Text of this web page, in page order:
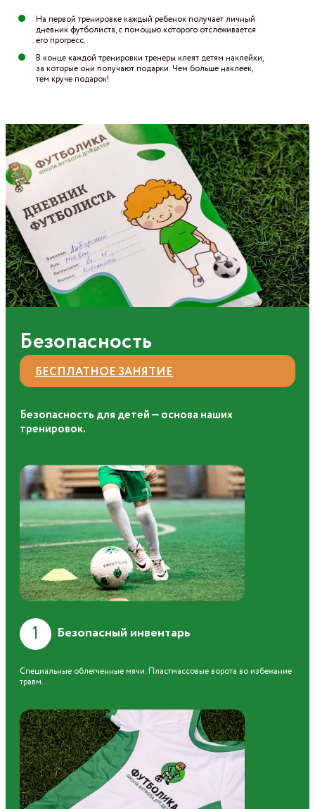
На первой тренировке каждый ребенок получает личный
дневник футболиста, с помощью которого отслеживается
его прогресс.
В конце каждой тренировки тренеры клеят детям наклейки,
за которые они получают подарки. Чем больше наклеек,
тем круче подарок!
Безопасность
БЕСПЛАТНОЕ ЗАНЯТИЕ
Безопасность для детей — основа наших
тренировок.
1 Безопасный инвентарь
Специальные облегченные мячи. Пластмассовые ворота во избежание
травм.